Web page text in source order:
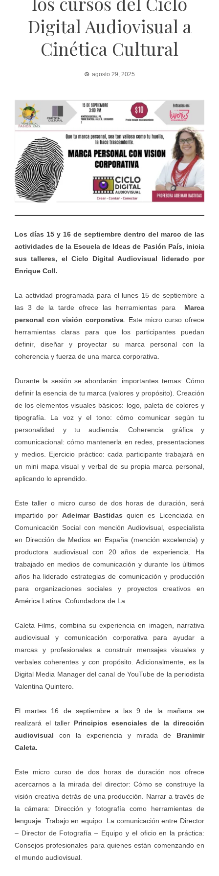
Digital Audiovisual a
Cinética Cultural
agosto 29, 2025
Los días 15 y 16 de septiembre dentro del marco de las
actividades de la Escuela de Ideas de Pasión País, inicia
sus talleres, el Ciclo Digital Audiovisual liderado por
Enrique Coll.
La actividad programada para el lunes 15 de septiembre a
las 3 de la tarde ofrece las herramientas para Marca
personal con visión corporativa . Este micro curso ofrece
herramientas claras para que los participantes puedan
definir, diseñar y proyectar su marca personal con la
coherencia y fuerza de una marca corporativa.
Durante la sesión se abordarán: importantes temas: Cómo
definir la esencia de tu marca (valores y propósito). Creación
de los elementos visuales básicos: logo, paleta de colores y
tipografía. La voz y el tono: cómo comunicar según tu
personalidad y tu audiencia. Coherencia gráfica y
comunicacional: cómo mantenerla en redes, presentaciones
y medios. Ejercicio práctico: cada participante trabajará en
un mini mapa visual y verbal de su propia marca personal,
aplicando lo aprendido.
Este taller o micro curso de dos horas de duración, será
impartido por Adeimar Bastidas quien es Licenciada en
Comunicación Social con mención Audiovisual, especialista
en Dirección de Medios en España (mención excelencia) y
productora audiovisual con 20 años de experiencia. Ha
trabajado en medios de comunicación y durante los últimos
años ha liderado estrategias de comunicación y producción
para organizaciones sociales y proyectos creativos en
América Latina. Cofundadora de La
Caleta Films, combina su experiencia en imagen, narrativa
audiovisual y comunicación corporativa para ayudar a
marcas y profesionales a construir mensajes visuales y
verbales coherentes y con propósito. Adicionalmente, es la
Digital Media Manager del canal de YouTube de la periodista
Valentina Quintero.
El martes 16 de septiembre a las 9 de la mañana se
realizará el taller Principios esenciales de la dirección
audiovisual con la experiencia y mirada de Branimir
Caleta.
Este micro curso de dos horas de duración nos ofrece
acercarnos a la mirada del director: Cómo se construye la
visión creativa detrás de una producción. Narrar a través de
la cámara: Dirección y fotografía como herramientas de
lenguaje. Trabajo en equipo: La comunicación entre Director
– Director de Fotografía – Equipo y el oficio en la práctica:
Consejos profesionales para quienes están comenzando en
el mundo audiovisual.